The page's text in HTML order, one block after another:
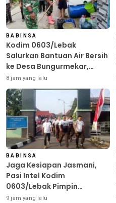
BABINSA
Kodim 0603/Lebak
Salurkan Bantuan Air Bersih
ke Desa Bungurmekar,
Ringankan Beban Warga
Terdampak Kemarau
8 jam yang lalu
BABINSA
Jaga Kesiapan Jasmani,
Pasi Intel Kodim
0603/Lebak Pimpin
Pembinaan Fisik Rutin
9 jam yang lalu